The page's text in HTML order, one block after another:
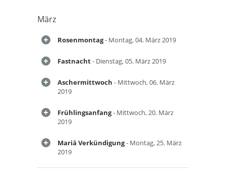
März
Rosenmontag- Montag, 04. März 2019
Fastnacht- Dienstag, 05. März 2019
Aschermittwoch - Mittwoch, 06. März
2019
Frühlingsanfang- Mittwoch, 20. März
2019
Mariä Verkündigung- Montag, 25. März
2019